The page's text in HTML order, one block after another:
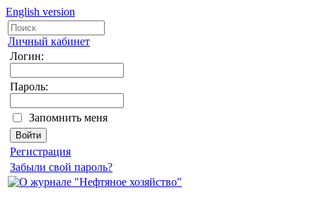
English version
Личный кабинет
Логин:
Пароль:
Запомнить меня
Регистрация
Забыли свой пароль?